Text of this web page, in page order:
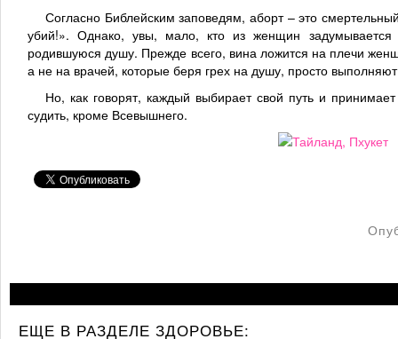
Согласно Библейским заповедям, аборт – это
убий!». Однако, увы, мало, кто из женщин задумывается
родившуюся душу. Прежде всего, вина ложится на плечи
а не на врачей, которые беря грех на душу, просто
Но, как говорят, каждый выбирает свой путь и
судить, кроме Всевышнего.
ЕЩЕ В РАЗДЕЛЕ ЗДОРОВЬЕ: